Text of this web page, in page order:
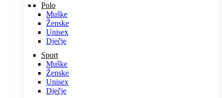
Polo
Muške
Ženske
Unisex
Dječje
Sport
Muške
Ženske
Unisex
Dječje